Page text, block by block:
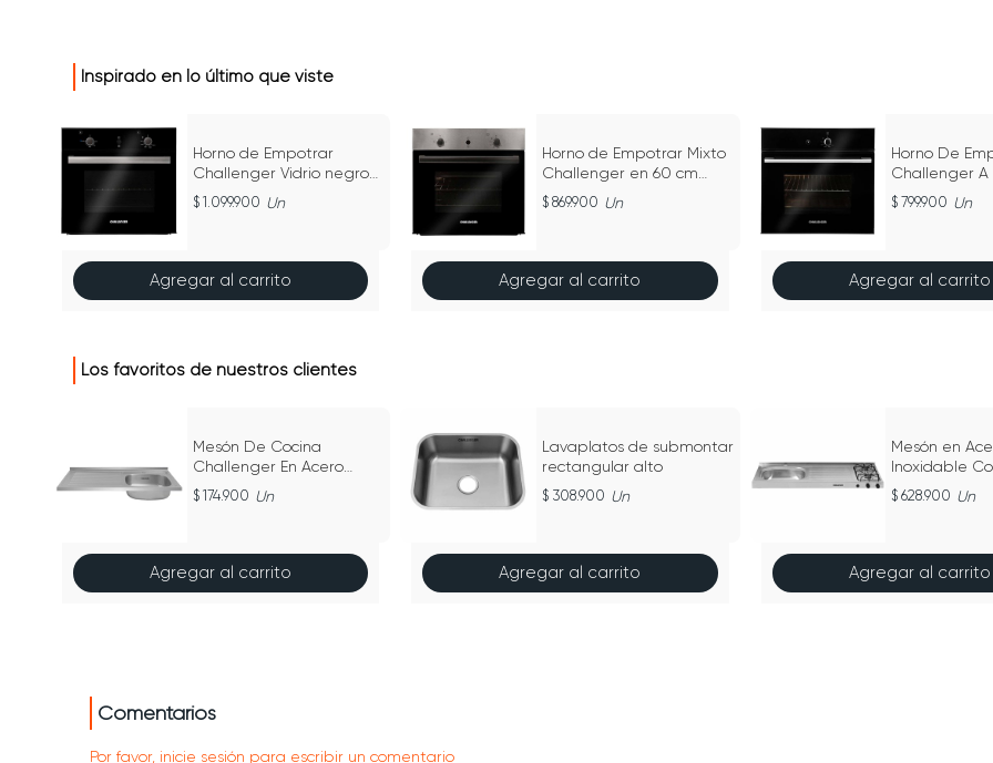
Inspirado en lo último que viste
Horno de Empotrar
Challenger Vidrio negro
Inoxidable - HG 2560
1.099.900 Un
Agregar al carrito
Horno de Empotrar Mixto
Challenger en 60 cm
120V - HG 2555
869.900 Un
Agregar al carrito
Horno De
Challenger A
Negro 60 Cm
Negro
799.900 Un
Agregar al carrito
Los favoritos de nuestros clientes
Mesón De Cocina
Challenger En Acero
Inoxidable Con
Lavaplatos Derecho
174.900 Un
Agregar al carrito
Lavaplatos de submontar
rectangular alto
308.900 Un
Agregar al carrito
Mesón en
Inoxidable
MI 1124 EI S
628.900 Un
Agregar al carrito
Comentarios
Por favor, inicie sesión para escribir un comentario